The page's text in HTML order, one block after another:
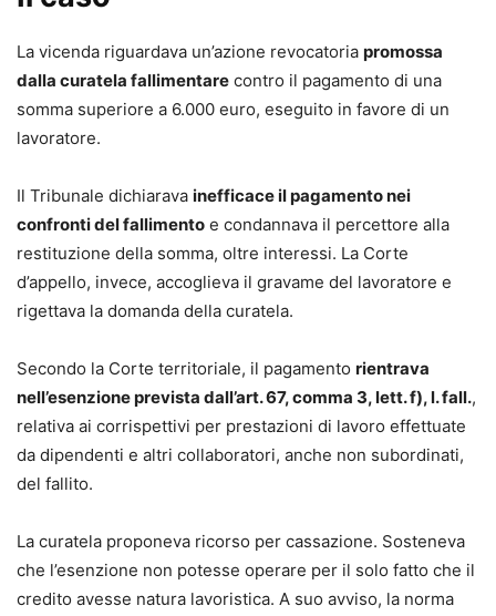
supporto nelle criticità e i dubbi che possano sorgere nella
predisposizione del Piano.
Monica Mandico
Gestore della crisi, curatore, liquidatore e amministratore
giudiziario. È presidente di Assoadvisor e coordinatrice
della Commissione COA Napoli “Sovrain- debitamento ed
esdebitazione”. Già componente della Commissione per la
nomina degli esperti indipendenti della composizione
d’impresa e procedure di sovraindebitamento e presidente
di enti di promozione sociale. Autrice di numerose
pubblicazioni, dirige la Collana “Soluzioni per la gestione
del debito” di Maggioli Editore, ed è docente di corsi di alta
formazione e master accreditati presso Università e ordini
La vicenda riguardava un’azione revocatoria promossa
dalla curatela fallimentare contro il pagamento di una
somma superiore a 6.000 euro, eseguito in favore di un
lavoratore.
Il Tribunale dichiarava inefficace il pagamento nei
confronti del fallimento e condannava il percettore alla
restituzione della somma, oltre interessi. La Corte
d’appello, invece, accoglieva il gravame del lavoratore e
rigettava la domanda della curatela.
Secondo la Corte territoriale, il pagamento rientrava
nell’esenzione prevista dall’art. 67, comma 3, lett. f), l. fall.,
relativa ai corrispettivi per prestazioni di lavoro effettuate
da dipendenti e altri collaboratori, anche non subordinati,
del fallito.
La curatela proponeva ricorso per cassazione. Sosteneva
che l’esenzione non potesse operare per il solo fatto che il
credito avesse natura lavoristica. A suo avviso, la norma